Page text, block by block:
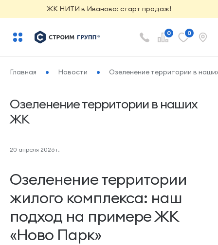
ЖК НИТИ в Иваново: старт продаж!
0 0
Главная Новости Озеленение территории в
Озеленение территории в наших
ЖК
20 апреля 2026 г.
Озеленение территории
жилого комплекса: наш
подход на примере ЖК
«Ново Парк»